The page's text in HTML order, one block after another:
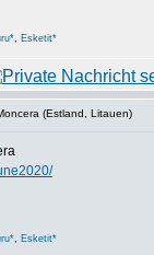
, Esketit*
(Estland, Litauen)
, Esketit*